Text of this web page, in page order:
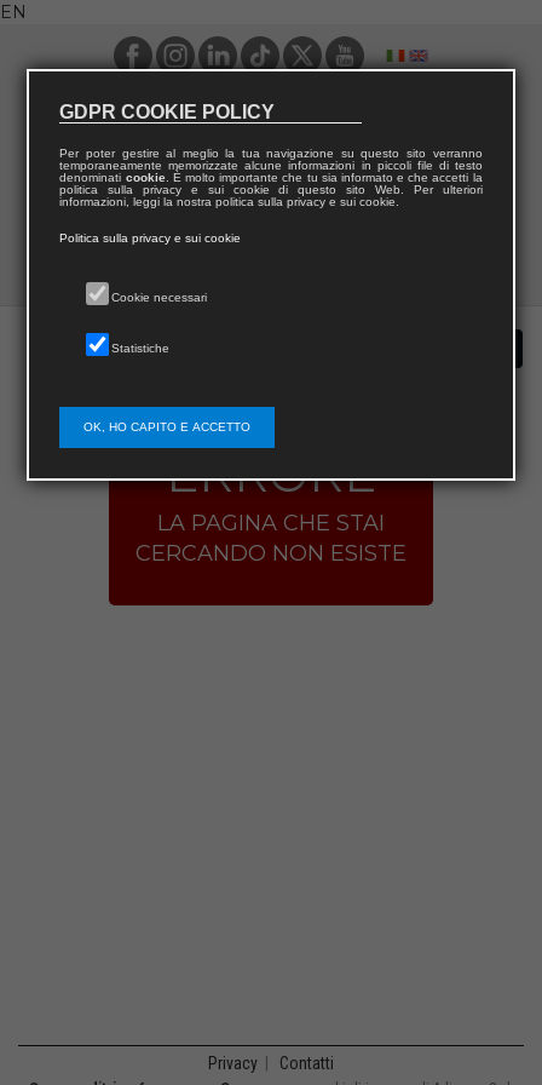
EN
ERRORE
LA PAGINA CHE STAI
CERCANDO NON ESISTE
Privacy Contatti
GDPR COOKIE POLICY
Per poter gestire al meglio la tua navigazione su questo sito verranno
temporaneamente memorizzate alcune informazioni in piccoli file di testo
denominati cookie. È molto importante che tu sia informato e che accetti la
politica sulla privacy e sui cookie di questo sito Web. Per ulteriori
informazioni, leggi la nostra politica sulla privacy e sui cookie.
Politica sulla privacy e sui cookie
Cookie necessari
Statistiche
OK, HO CAPITO E ACCETTO